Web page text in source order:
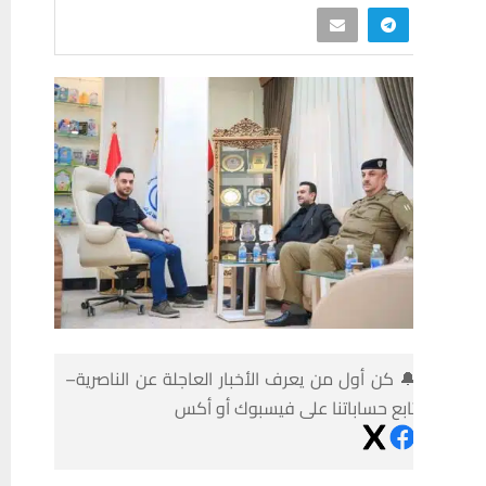
كن أول من يعرف الأخبار العاجلة عن الناصرية–
حساباتنا على فيسبوك أو أكس